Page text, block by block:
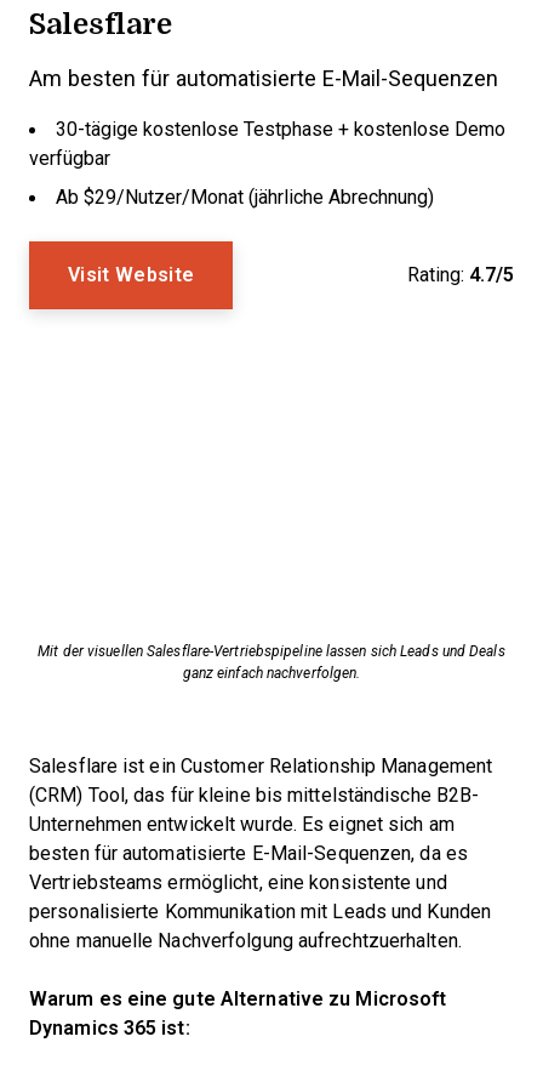
Salesflare
Am besten für automatisierte E-Mail-Sequenzen
30-tägige kostenlose Testphase + kostenlose Demo
verfügbar
Ab $29/Nutzer/Monat (jährliche Abrechnung)
Visit Website Rating: 4.7/5
Mit der visuellen Salesflare-Vertriebspipeline lassen sich Leads und Deals
ganz einfach nachverfolgen.
Salesflare ist ein Customer Relationship Management
(CRM) Tool, das für kleine bis mittelständische B2B-
Unternehmen entwickelt wurde. Es eignet sich am
besten für automatisierte E-Mail-Sequenzen, da es
Vertriebsteams ermöglicht, eine konsistente und
personalisierte Kommunikation mit Leads und Kunden
ohne manuelle Nachverfolgung aufrechtzuerhalten.
Warum es eine gute Alternative zu Microsoft
Dynamics 365 ist: